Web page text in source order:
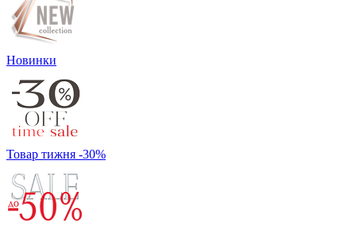
Новинки
Товар тижня -30%